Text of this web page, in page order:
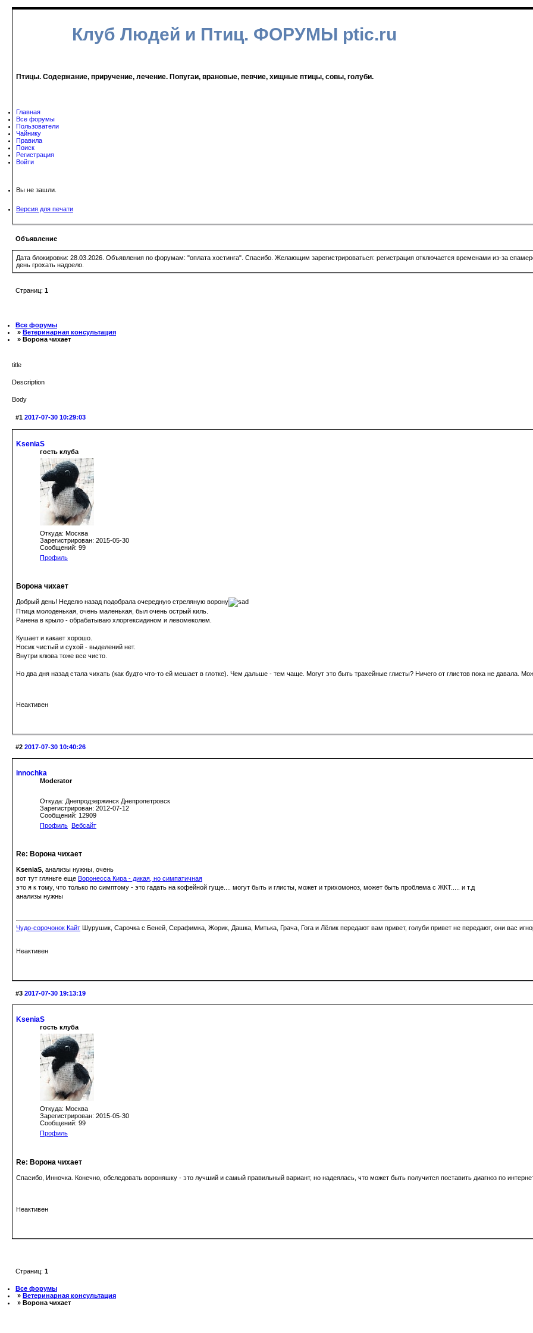
Клуб Людей и Птиц. ФОРУМЫ ptic.ru
Птицы. Содержание, приручение, лечение. Попугаи, врановые, певчие, хищные птицы, совы, голуби.
Главная
Все форумы
Пользователи
Чайнику
Правила
Поиск
Регистрация
Войти
Вы не зашли.
Версия для печати
Объявление
Дата блокировки: 28.03.2026. Объявления по форумам: "оплата хостинга". Спасибо. Желающим зарегистрироваться: регистрация отключается временами из-за
день грохать надоело.
Страниц: 1
Все форумы
» Ветеринарная консультация
» Ворона чихает
title
Description
Body
#1 2017-07-30 10:29:03
KseniaS
гость клуба
Откуда: Москва
Зарегистрирован: 2015-05-30
Сообщений: 99
Профиль
Ворона чихает
Добрый день! Неделю назад подобрала очередную стреляную ворону
Птица молоденькая, очень маленькая, был очень острый киль.
Ранена в крыло - обрабатываю хлоргексидином и левомеколем.
Кушает и какает хорошо.
Носик чистый и сухой - выделений нет.
Внутри клюва тоже все чисто.
Но два дня назад стала чихать (как будто что-то ей мешает в глотке). Чем дальше - тем чаще. Могут это быть трахейные глисты? Ничего от глистов пока не давала.
Неактивен
#2 2017-07-30 10:40:26
innochka
Moderator
Откуда: Днепродзержинск Днепропетровск
Зарегистрирован: 2012-07-12
Сообщений: 12909
Профиль Вебсайт
Re: Ворона чихает
KseniaS , анализы нужны, очень
вот тут гляньте еще Воронесса Кира - дикая, но симпатичная
это я к тому, что только по симптому - это гадать на кофейной гуще.... могут быть и глисты, может и трихомоноз, может быть проблема с ЖКТ..... и т.д
анализы нужны
Чудо-сорочонок Кайт Шурушик, Сарочка с Беней, Серафимка, Жорик, Дашка, Митька, Грача, Гога и Лёлик передают вам привет, голуби привет не передают, они вас
Неактивен
#3 2017-07-30 19:13:19
KseniaS
гость клуба
Откуда: Москва
Зарегистрирован: 2015-05-30
Сообщений: 99
Профиль
Re: Ворона чихает
Спасибо, Инночка. Конечно, обследовать вороняшку - это лучший и самый правильный вариант, но надеялась, что может быть получится поставить диагноз по
Неактивен
Страниц: 1
Все форумы
» Ветеринарная консультация
» Ворона чихает